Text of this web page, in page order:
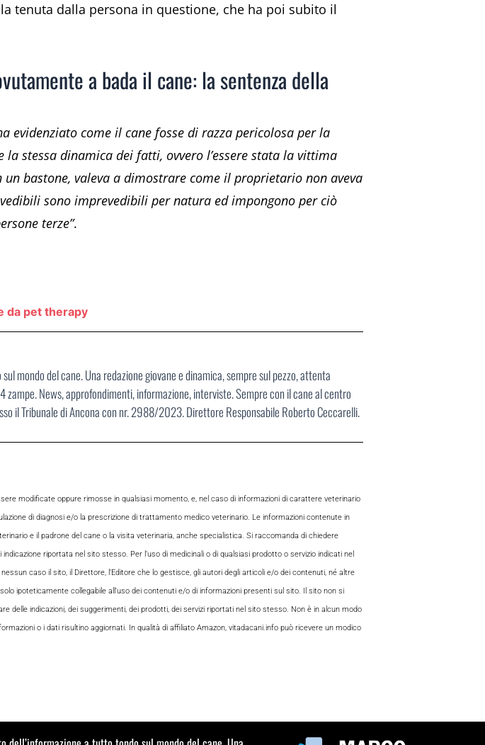
tenuta dalla persona in questione, che ha poi subito il
a bada il cane: la sentenza della
evidenziato come il cane fosse di razza pericolosa per la
stessa dinamica dei fatti, ovvero l’essere stata la vittima
bastone, valeva a dimostrare come il proprietario non aveva
sono imprevedibili per natura ed impongono per ciò
terze”.
da pet therapy
mondo del cane. Una redazione giovane e dinamica, sempre sul pezzo, attenta
News, approfondimenti, informazione, interviste. Sempre con il cane al centro
il Tribunale di Ancona con nr. 2988/2023. Direttore Responsabile Roberto Ceccarelli.
modificate oppure rimosse in qualsiasi momento, e, nel caso di informazioni di carattere veterinario
di diagnosi e/o la prescrizione di trattamento medico veterinario. Le informazioni contenute in
e il padrone del cane o la visita veterinaria, anche specialistica. Si raccomanda di chiedere
riportata nel sito stesso. Per l’uso di medicinali o di qualsiasi prodotto o servizio indicati nel
caso il sito, il Direttore, l’Editore che lo gestisce, gli autori degli articoli e/o dei contenuti, né altre
ipoteticamente collegabile all’uso dei contenuti e/o di informazioni presenti sul sito. Il sito non si
indicazioni, dei suggerimenti, dei prodotti, dei servizi riportati nel sito stesso. Non è in alcun modo
o i dati risultino aggiornati. In qualità di affiliato Amazon, vitadacani.info può ricevere un modico